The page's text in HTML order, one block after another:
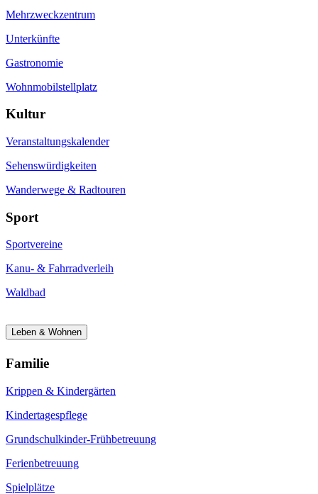
Mehrzweckzentrum
Unterkünfte
Gastronomie
Wohnmobilstellplatz
Kultur
Veranstaltungskalender
Sehenswürdigkeiten
Wanderwege & Radtouren
Sport
Sportvereine
Kanu- & Fahrradverleih
Waldbad
Leben & Wohnen
Familie
Krippen & Kindergärten
Kindertagespflege
Grundschulkinder-Frühbetreuung
Ferienbetreuung
Spielplätze